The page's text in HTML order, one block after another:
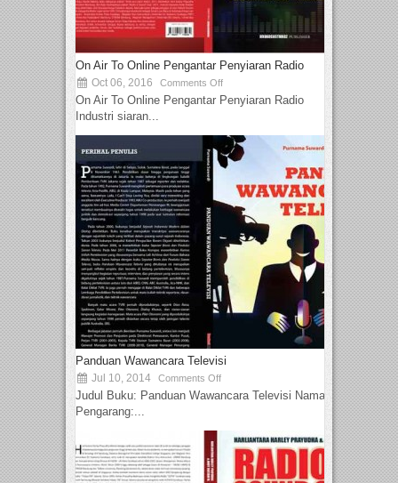
On Air To Online Pengantar Penyiaran Radio
Oct 06, 2016 Comments Off
On Air To Online Pengantar Penyiaran Radio
Industri siaran...
Panduan Wawancara Televisi
Jul 10, 2014 Comments Off
Judul Buku: Panduan Wawancara Televisi Nama
Pengarang:...